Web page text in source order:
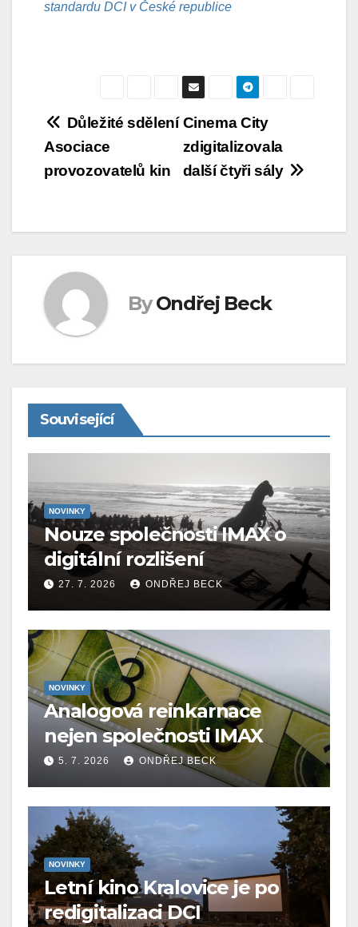
standardu DCI v České republice
Navigace
pro
Cinema City
zdigitalizovala
další čtyři sály
Důležité sdělení
Asociace
provozovatelů kin
By Ondřej Beck
Související
NOVINKY
Nouze společnosti IMAX o
digitální rozlišení
27. 7. 2026 ONDŘEJ BECK
NOVINKY
Analogová reinkarnace
nejen společnosti IMAX
5. 7. 2026 ONDŘEJ BECK
NOVINKY
Letní kino Kralovice je po
redigitalizaci DCI